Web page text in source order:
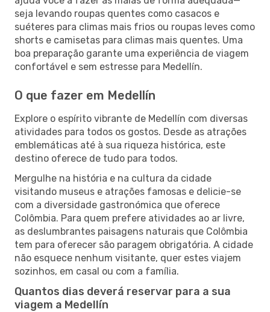
seja levando roupas quentes como casacos e
suéteres para climas mais frios ou roupas leves como
shorts e camisetas para climas mais quentes. Uma
boa preparação garante uma experiência de viagem
confortável e sem estresse para Medellín.
O que fazer em Medellín
Explore o espírito vibrante de Medellín com diversas
atividades para todos os gostos. Desde as atrações
emblemáticas até à sua riqueza histórica, este
destino oferece de tudo para todos.
Mergulhe na história e na cultura da cidade
visitando museus e atrações famosas e delicie-se
com a diversidade gastronómica que oferece
Colômbia. Para quem prefere atividades ao ar livre,
as deslumbrantes paisagens naturais que Colômbia
tem para oferecer são paragem obrigatória. A cidade
não esquece nenhum visitante, quer estes viajem
sozinhos, em casal ou com a família.
Quantos dias deverá reservar para a sua
viagem a Medellín